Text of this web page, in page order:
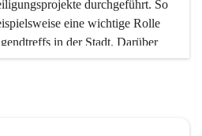
durchgeführt. So
eine wichtige Rolle
in der Stadt. Darüber
Projekte und Veranstaltungen in
Beteiligung (Partizipation),